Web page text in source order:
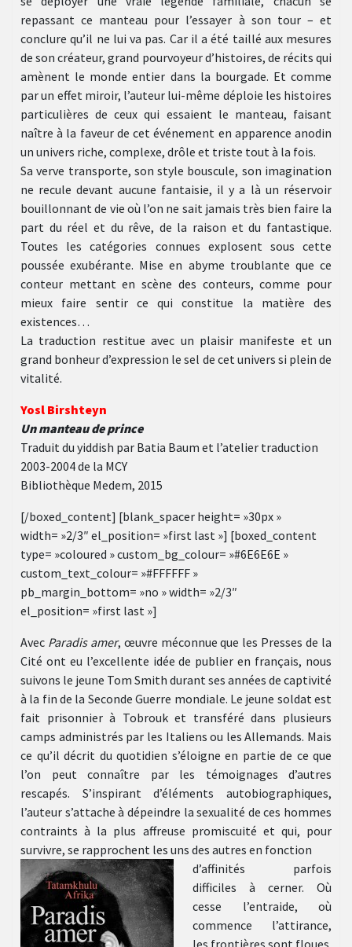
repassant ce manteau pour l’essayer à son tour – et
conclure qu’il ne lui va pas. Car il a été taillé aux mesures
de son créateur, grand pourvoyeur d’histoires, de récits qui
amènent le monde entier dans la bourgade. Et comme
par un effet miroir, l’auteur lui-même déploie les histoires
particulières de ceux qui essaient le manteau, faisant
naître à la faveur de cet événement en apparence anodin
un univers riche, complexe, drôle et triste tout à la fois.
Sa verve transporte, son style bouscule, son imagination
ne recule devant aucune fantaisie, il y a là un réservoir
bouillonnant de vie où l’on ne sait jamais très bien faire la
part du réel et du rêve, de la raison et du fantastique.
Toutes les catégories connues explosent sous cette
poussée exubérante. Mise en abyme troublante que ce
conteur mettant en scène des conteurs, comme pour
mieux faire sentir ce qui constitue la matière des
existences…
La traduction restitue avec un plaisir manifeste et un
grand bonheur d’expression le sel de cet univers si plein de
vitalité.
Yosl Birshteyn
Un manteau de prince
Traduit du yiddish par Batia Baum et l’atelier traduction
2003-2004 de la MCY
Bibliothèque Medem, 2015
[/boxed_content] [blank_spacer height= »30px »
width= »2/3″ el_position= »first last »] [boxed_content
type= »coloured » custom_bg_colour= »#6E6E6E »
custom_text_colour= »#FFFFFF »
pb_margin_bottom= »no » width= »2/3″
el_position= »first last »]
Avec Paradis amer, œuvre méconnue que les Presses de la
Cité ont eu l’excellente idée de publier en français, nous
suivons le jeune Tom Smith durant ses années de captivité
à la fin de la Seconde Guerre mondiale. Le jeune soldat est
fait prisonnier à Tobrouk et transféré dans plusieurs
camps administrés par les Italiens ou les Allemands. Mais
ce qu’il décrit du quotidien s’éloigne en partie de ce que
l’on peut connaître par les témoignages d’autres
rescapés. S’inspirant d’éléments autobiographiques,
l’auteur s’attache à dépeindre la sexualité de ces hommes
contraints à la plus affreuse promiscuité et qui, pour
survivre, se rapprochent les uns des autres en fonction
d’affinités parfois
difficiles à cerner. Où
cesse l’entraide, où
commence l’attirance,